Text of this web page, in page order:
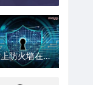
电脑上防火墙在哪打开